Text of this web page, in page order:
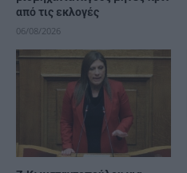
από τις εκλογές
06/08/2026